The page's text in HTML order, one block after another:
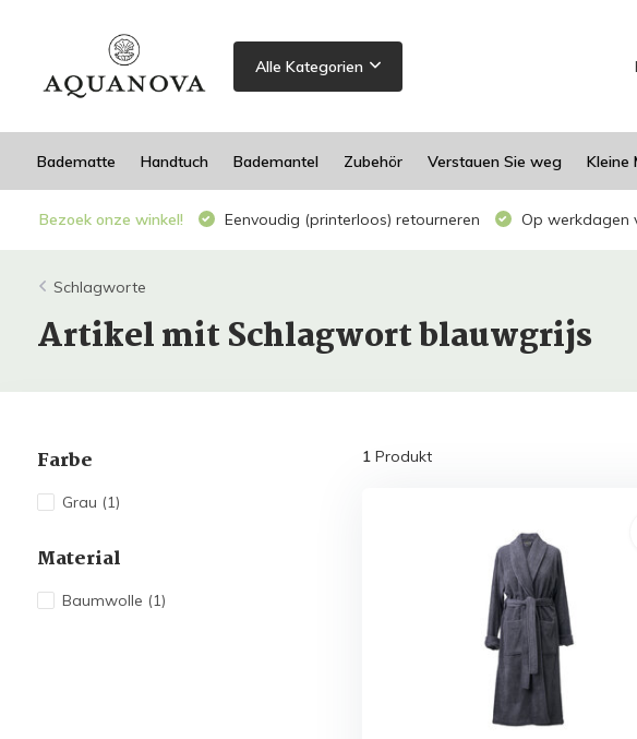
Alle Kategorien
Badematte Handtuch Bademantel Zubehör Verstauen Sie weg Kleine
Bezoek onze winkel! Eenvoudig (printerloos) retourneren Op werkdagen
Schlagworte
Artikel mit Schlagwort blauwgrijs
Farbe
Grau (1)
Material
Baumwolle (1)
1Produkt